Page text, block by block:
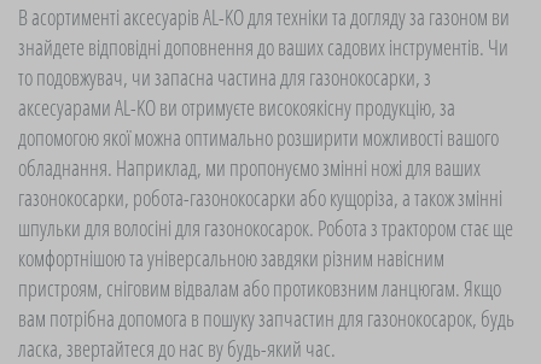
В асортименті аксесуарів AL-KO для техніки та догляду за газоном ви
знайдете відповідні доповнення до ваших садових інструментів. Чи
то подовжувач, чи запасна частина для газонокосарки, з
аксесуарами AL-KO ви отримуєте високоякісну продукцію, за
допомогою якої можна оптимально розширити можливості вашого
обладнання. Наприклад, ми пропонуємо змінні ножі для ваших
газонокосарки, робота-газонокосарки або кущоріза, а також змінні
шпульки для волосіні для газонокосарок. Робота з трактором стає ще
комфортнішою та універсальною завдяки різним навісним
пристроям, сніговим відвалам або протиковзним ланцюгам. Якщо
вам потрібна допомога в пошуку запчастин для газонокосарок, будь
ласка, звертайтеся до нас ву будь-який час.